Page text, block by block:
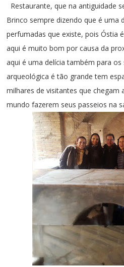
Restaurante, que na antiguidade
Brinco sempre dizendo que é uma
perfumadas que existe, pois Óstia
aqui é muito bom por causa da
aqui é uma delícia também para
arqueológica é tão grande tem
milhares de visitantes que chegam
mundo fazerem seus passeios na